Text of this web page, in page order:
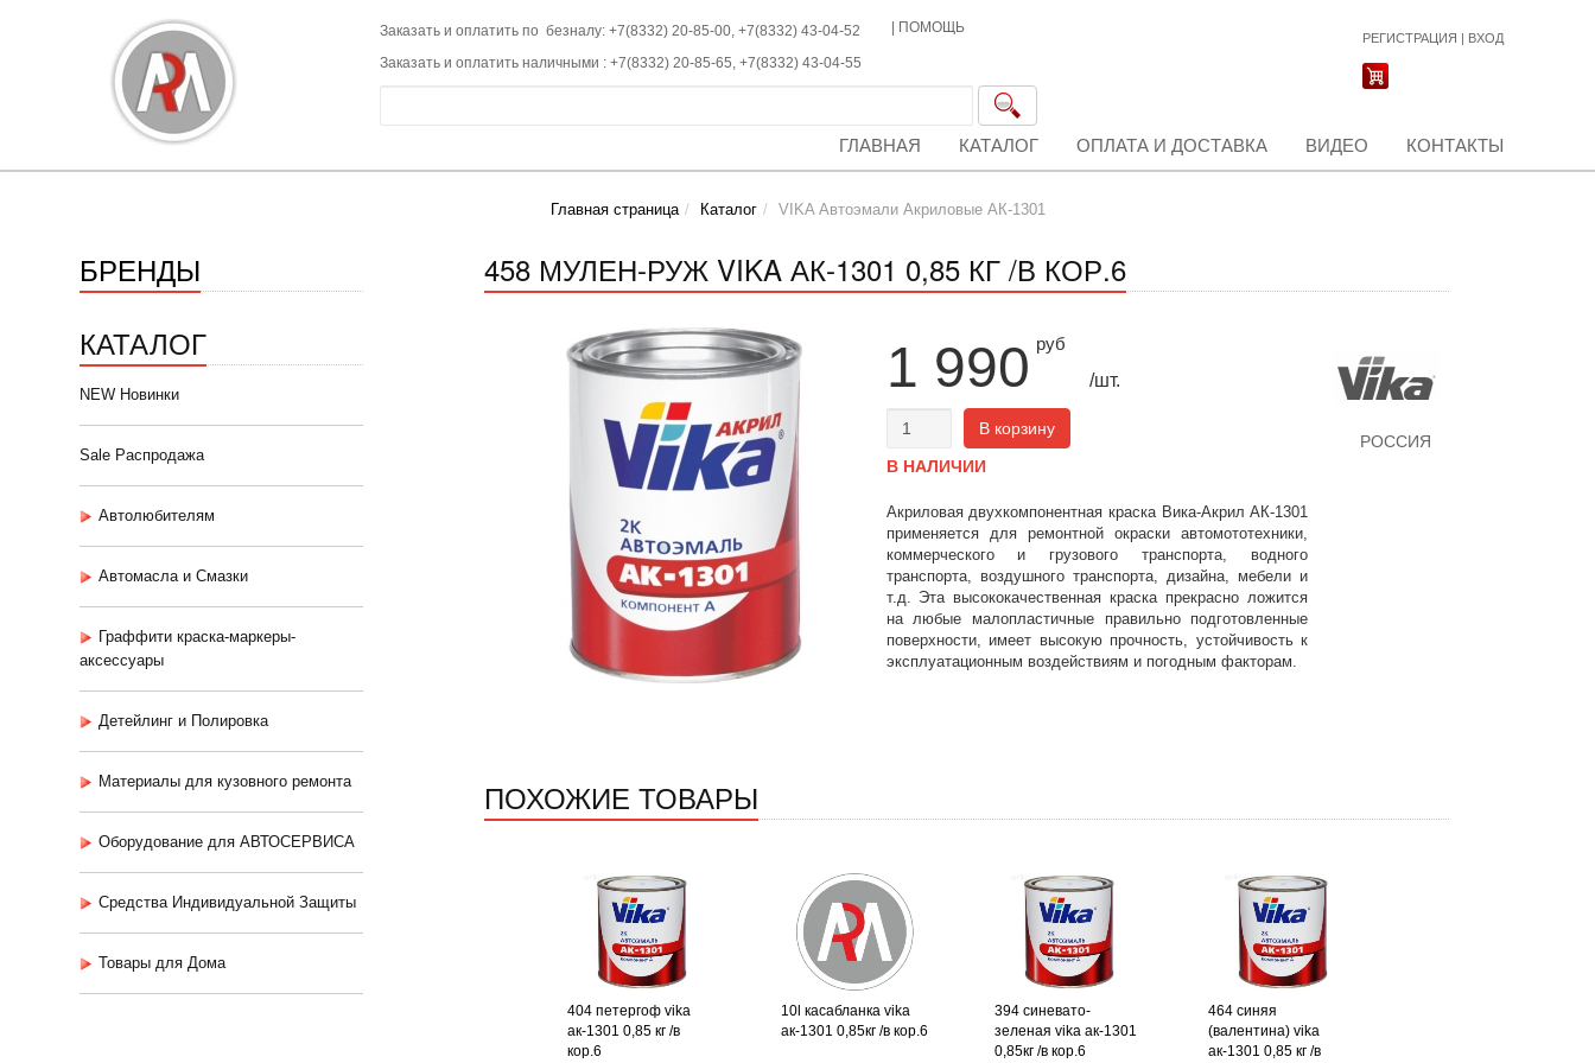
Заказать и оплатить по безналу: +7(8332) 20-85-00, +7(8332) 43-04-52
Заказать и оплатить наличными : +7(8332) 20-85-65, +7(8332) 43-04-55
ПОМОЩЬ
РЕГИСТРАЦИЯ | ВХОД
ГЛАВНАЯ КАТАЛОГ ОПЛАТА И ДОСТАВКА ВИДЕО КОНТАКТЫ
Главная страница Каталог VIKA Автоэмали Акриловые АК-1301
БРЕНДЫ
КАТАЛОГ
NEW Новинки
Sale Распродажа
Автолюбителям
Автомасла и Смазки
Граффити краска-маркеры-
аксессуары
Детейлинг и Полировка
Материалы для кузовного ремонта
Оборудование для АВТОСЕРВИСА
Средства Индивидуальной Защиты
Товары для Дома
458 МУЛЕН-РУЖ VIKA АК-1301 0,85 КГ /В КОР.6
1 990 руб
/шт.
В корзину
В НАЛИЧИИ
Акриловая двухкомпонентная краска Вика-Акрил АК-1301
применяется для ремонтной окраски автомототехники,
коммерческого и грузового транспорта, водного
транспорта, воздушного транспорта, дизайна, мебели и
т.д. Эта высококачественная краска прекрасно ложится
на любые малопластичные правильно подготовленные
поверхности, имеет высокую прочность, устойчивость к
эксплуатационным воздействиям и погодным факторам.
РОССИЯ
ПОХОЖИЕ ТОВАРЫ
404 петергоф vika
ак-1301 0,85 кг /в
кор.6
10l касабланка vika
ак-1301 0,85кг /в кор.6
394 синевато-
зеленая vika ак-1301
0,85кг /в кор.6
464 синяя
(валентина) vika
ак-1301 0,85 кг /в